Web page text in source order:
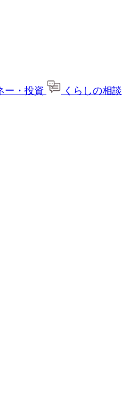
ー・投資 くらしの相談